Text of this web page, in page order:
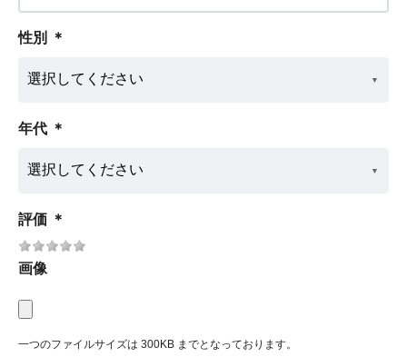
性別 ＊
年代 ＊
評価 ＊
画像
一つのファイルサイズは 300KB までとなっております。